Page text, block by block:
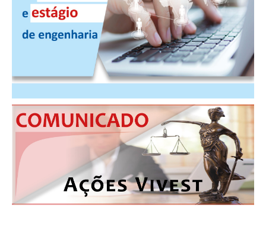
ASSOCIE-SE
ATUALIZAÇÃO CADASTRAL